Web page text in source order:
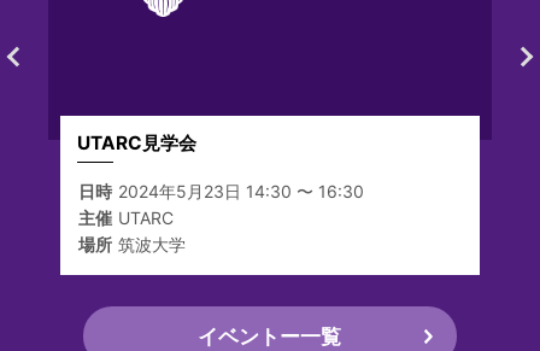
UTARC見学会
日時 2024年5月23日 14:30 〜 16:30
主催 UTARC
場所 筑波大学
イベントー一覧